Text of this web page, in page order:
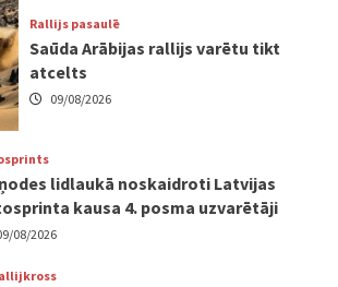
Rallijs pasaulē
Saūda Arābijas rallijs varētu tikt
atcelts
09/08/2026
lidlaukā noskaidroti Latvijas
kausa 4. posma uzvarētāji
08/2026